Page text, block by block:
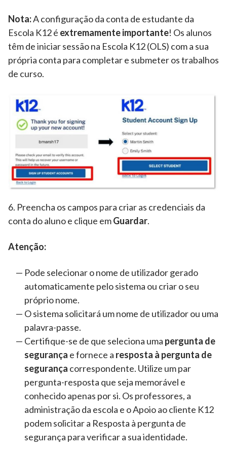
Nota:A configuração da conta de estudante da
Escola K12 é extremamente importante! Os alunos
têm de iniciar sessão na Escola K12 (OLS) com a sua
própria conta para completar e submeter os trabalhos
de curso.
6. Preencha os campos para criar as credenciais da
conta do aluno e clique emGuardar.
Atenção:
Pode selecionar o nome de utilizador gerado
automaticamente pelo sistema ou criar o seu
próprio nome.
O sistema solicitará um nome de utilizador ou uma
palavra-passe.
Certifique-se de que seleciona uma pergunta de
segurança e fornece a resposta à pergunta de
segurança correspondente. Utilize um par
pergunta-resposta que seja memorável e
conhecido apenas por si. Os professores, a
administração da escola e o Apoio ao cliente K12
podem solicitar a Resposta à pergunta de
segurança para verificar a sua identidade.